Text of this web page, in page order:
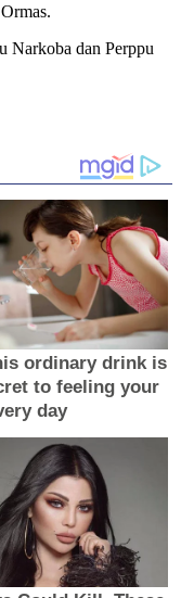
Narkoba dan Perppu